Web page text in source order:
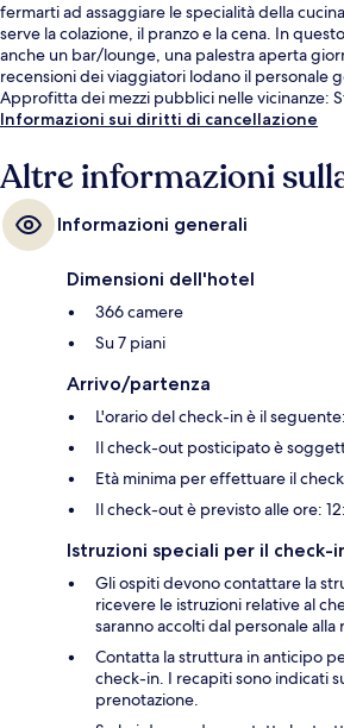
fermarti ad assaggiare le specialità della
serve la colazione, il pranzo e la cena. In
anche un bar/lounge, una palestra aperta
recensioni dei viaggiatori lodano il personale
Approfitta dei mezzi pubblici nelle vicinanze:
Nytorv è a 8 min e Stazione metro di
Informazioni sui diritti di cancellazione
Altre informazioni
Informazioni generali
Dimensioni dell'hotel
366 camere
Su 7 piani
Arrivo/partenza
L'orario del check-in è il
Il check-out posticipato è
Età minima per effettuare il
Il check-out è previsto alle ore:
Istruzioni speciali per il check-
Gli ospiti devono contattare la
ricevere le istruzioni relative al
saranno accolti dal personale alla
Contatta la struttura in anticipo
check-in. I recapiti sono indicati
prenotazione.